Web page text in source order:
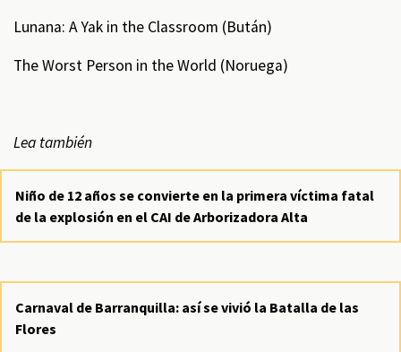
Lunana: A Yak in the Classroom (Bután)
The Worst Person in the World (Noruega)
Lea también
Niño de 12 años se convierte en la primera víctima fatal
de la explosión en el CAI de Arborizadora Alta
Carnaval de Barranquilla: así se vivió la Batalla de las
Flores